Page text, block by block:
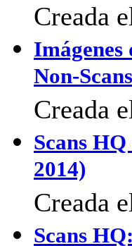
Creada
Non-
Creada
Scans
2014)
Creada
Scans